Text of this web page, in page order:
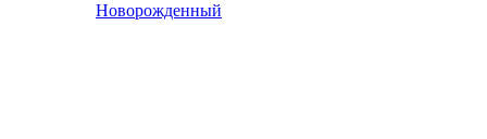
Новорожденный